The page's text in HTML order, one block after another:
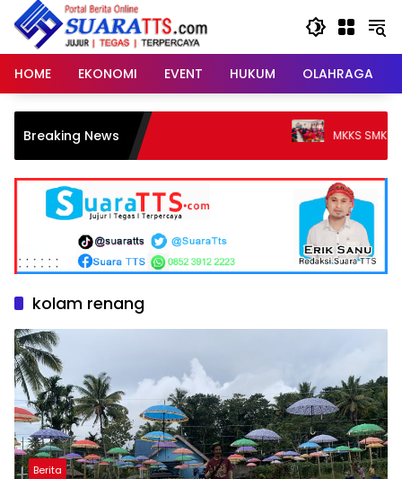
Langsung
konten
HOME
EKONOMI EVENT HUKUM OLAHRAGA
Breaking News MKKS SMK TTS Perkuat
kolam renang
Berita